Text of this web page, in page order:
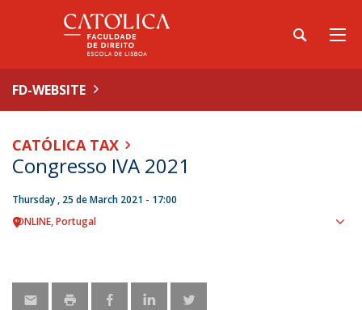
FD-WEBSITE
CATÓLICA TAX
Congresso IVA 2021
Thursday , 25 de March 2021 - 17:00
ONLINE Portugal